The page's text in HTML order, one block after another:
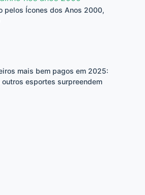
pelos Ícones dos Anos 2000,
mais bem pagos em 2025:
esportes surpreendem